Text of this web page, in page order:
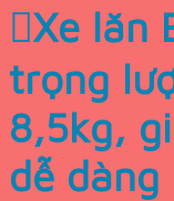
Xe lăn
trọng
8,5kg,
dễ